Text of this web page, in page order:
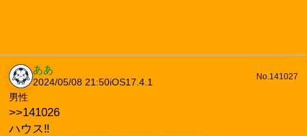
ああ
2024/05/08 21:50iOS17.4.1
No.141027
男性
>>141026
ハウス‼️